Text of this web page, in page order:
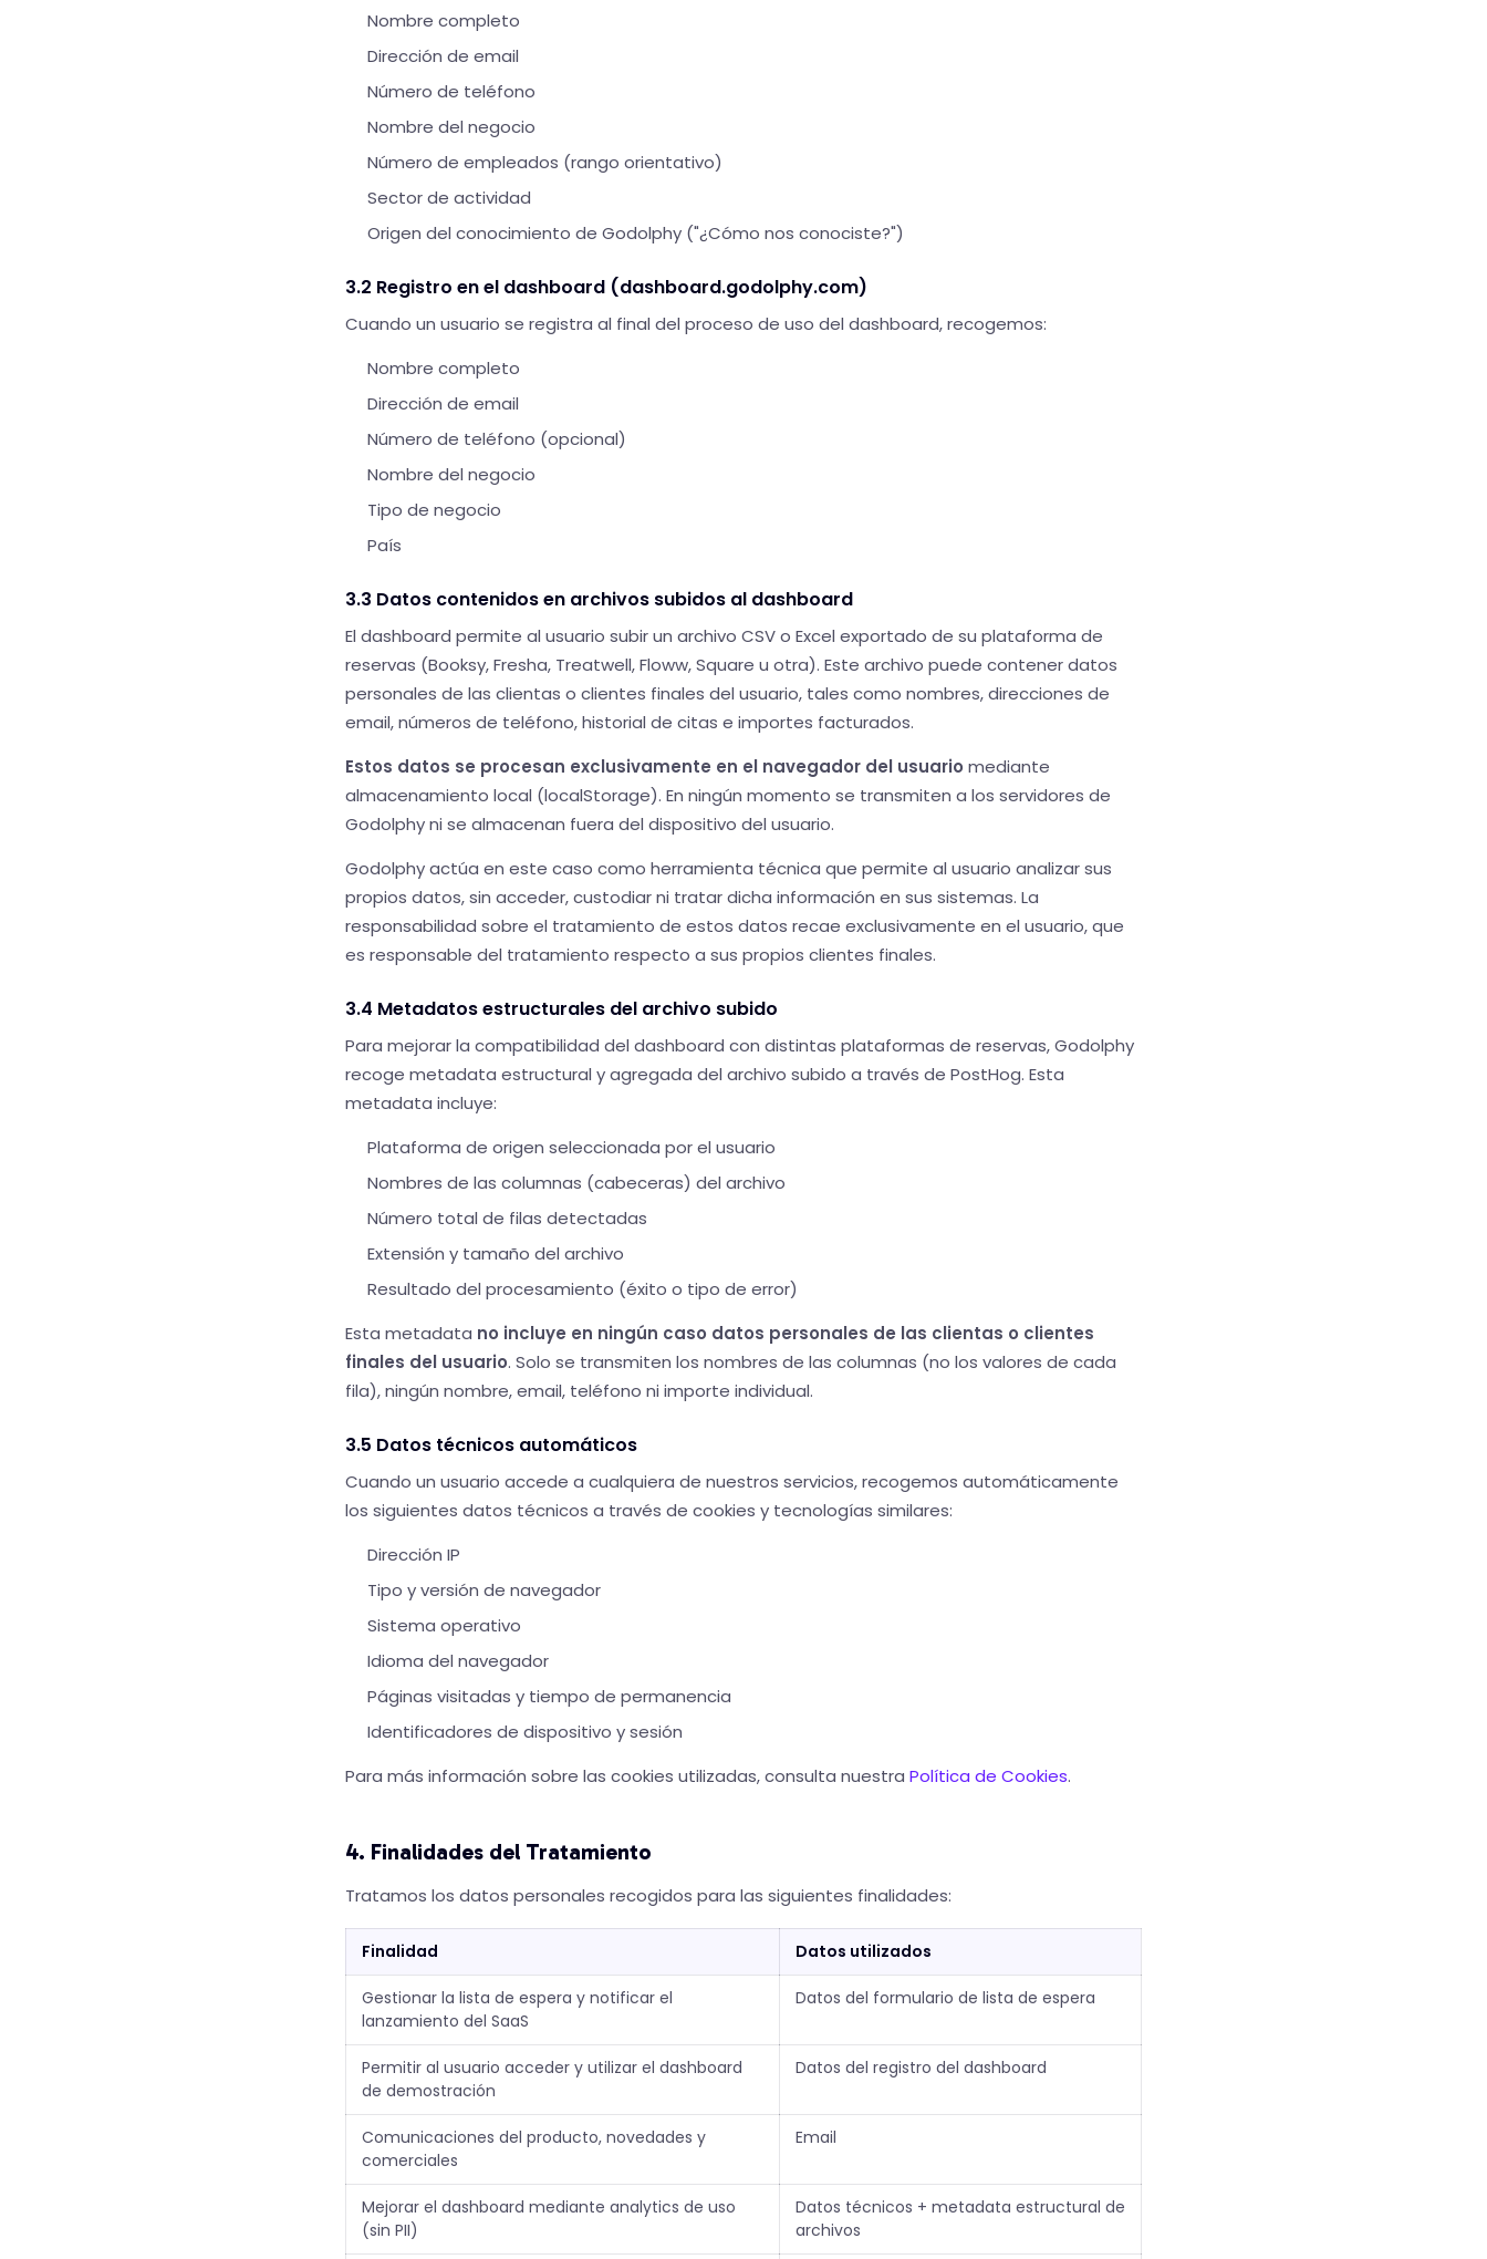
Nombre completo
Dirección de email
Número de teléfono
Nombre del negocio
Número de empleados (rango orientativo)
Sector de actividad
Origen del conocimiento de Godolphy ("¿Cómo nos conociste?")
3.2 Registro en el dashboard (dashboard.godolphy.com)
Cuando un usuario se registra al final del proceso de uso del dashboard, recogemos:
Nombre completo
Dirección de email
Número de teléfono (opcional)
Nombre del negocio
Tipo de negocio
País
3.3 Datos contenidos en archivos subidos al dashboard
El dashboard permite al usuario subir un archivo CSV o Excel exportado de su plataforma de
reservas (Booksy, Fresha, Treatwell, Floww, Square u otra). Este archivo puede contener datos
personales de las clientas o clientes finales del usuario, tales como nombres, direcciones de
email, números de teléfono, historial de citas e importes facturados.
Estos datos se procesan exclusivamente en el navegador del usuario mediante
almacenamiento local (localStorage). En ningún momento se transmiten a los servidores de
Godolphy ni se almacenan fuera del dispositivo del usuario.
Godolphy actúa en este caso como herramienta técnica que permite al usuario analizar sus
propios datos, sin acceder, custodiar ni tratar dicha información en sus sistemas. La
responsabilidad sobre el tratamiento de estos datos recae exclusivamente en el usuario, que
es responsable del tratamiento respecto a sus propios clientes finales.
3.4 Metadatos estructurales del archivo subido
Para mejorar la compatibilidad del dashboard con distintas plataformas de reservas, Godolphy
recoge metadata estructural y agregada del archivo subido a través de PostHog. Esta
metadata incluye:
Plataforma de origen seleccionada por el usuario
Nombres de las columnas (cabeceras) del archivo
Número total de filas detectadas
Extensión y tamaño del archivo
Resultado del procesamiento (éxito o tipo de error)
Esta metadata no incluye en ningún caso datos personales de las clientas o clientes
finales del usuario. Solo se transmiten los nombres de las columnas (no los valores de cada
fila), ningún nombre, email, teléfono ni importe individual.
3.5 Datos técnicos automáticos
Cuando un usuario accede a cualquiera de nuestros servicios, recogemos automáticamente
los siguientes datos técnicos a través de cookies y tecnologías similares:
Dirección IP
Tipo y versión de navegador
Sistema operativo
Idioma del navegador
Páginas visitadas y tiempo de permanencia
Identificadores de dispositivo y sesión
Para más información sobre las cookies utilizadas, consulta nuestra Política de Cookies.
4. Finalidades del Tratamiento
Tratamos los datos personales recogidos para las siguientes finalidades:
Finalidad Datos utilizados
Gestionar la lista de espera y notificar el
lanzamiento del SaaS
Datos del formulario de lista de espera
Permitir al usuario acceder y utilizar el dashboard
de demostración
Datos del registro del dashboard
Comunicaciones del producto, novedades y
comerciales
Email
Mejorar el dashboard mediante analytics de uso
(sin PII)
Datos técnicos + metadata estructural de
archivos